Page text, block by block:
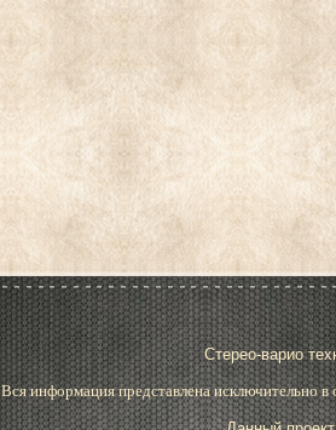
Стерео-варио
Вся информация представлена исключительно в